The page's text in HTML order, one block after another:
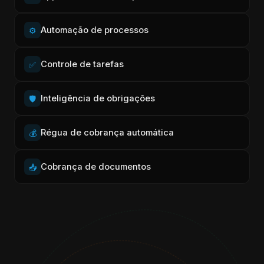
⚙️ Automação de processos
✅ Controle de tarefas
🛡️ Inteligência de obrigações
💰 Régua de cobrança automática
📥 Cobrança de documentos